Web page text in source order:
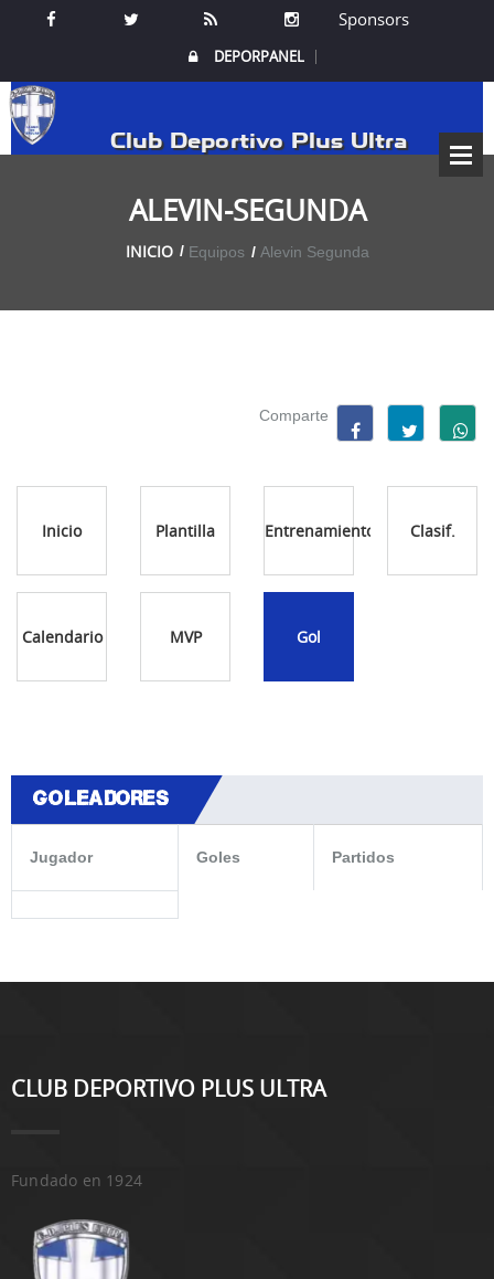
Sponsors
DEPORPANEL
Club Deportivo Plus Ultra
ALEVIN-SEGUNDA
INICIO Equipos Alevin Segunda
Comparte
Inicio Plantilla Entrenamientos Clasif.
Calendario MVP Gol
GOLEADORES
Jugador Goles Partidos
CLUB DEPORTIVO PLUS ULTRA
Fundado en 1924